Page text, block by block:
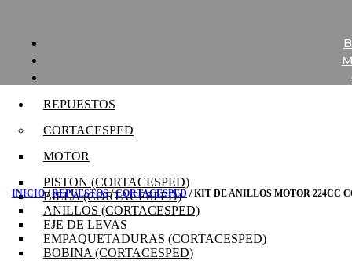
REPUESTOS
CORTACESPED
MOTOR
PISTON (CORTACESPED)
BIELA (CORTACESPED)
ANILLOS (CORTACESPED)
EJE DE LEVAS
EMPAQUETADURAS (CORTACESPED)
BOBINA (CORTACESPED)
INICIO/REPUESTOS/CORTACESPED / KIT DE ANILLOS MOTOR 224CC